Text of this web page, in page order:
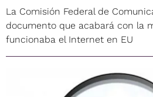
La Comisión Federal de
documento que acabará con la
funcionaba el Internet en EU